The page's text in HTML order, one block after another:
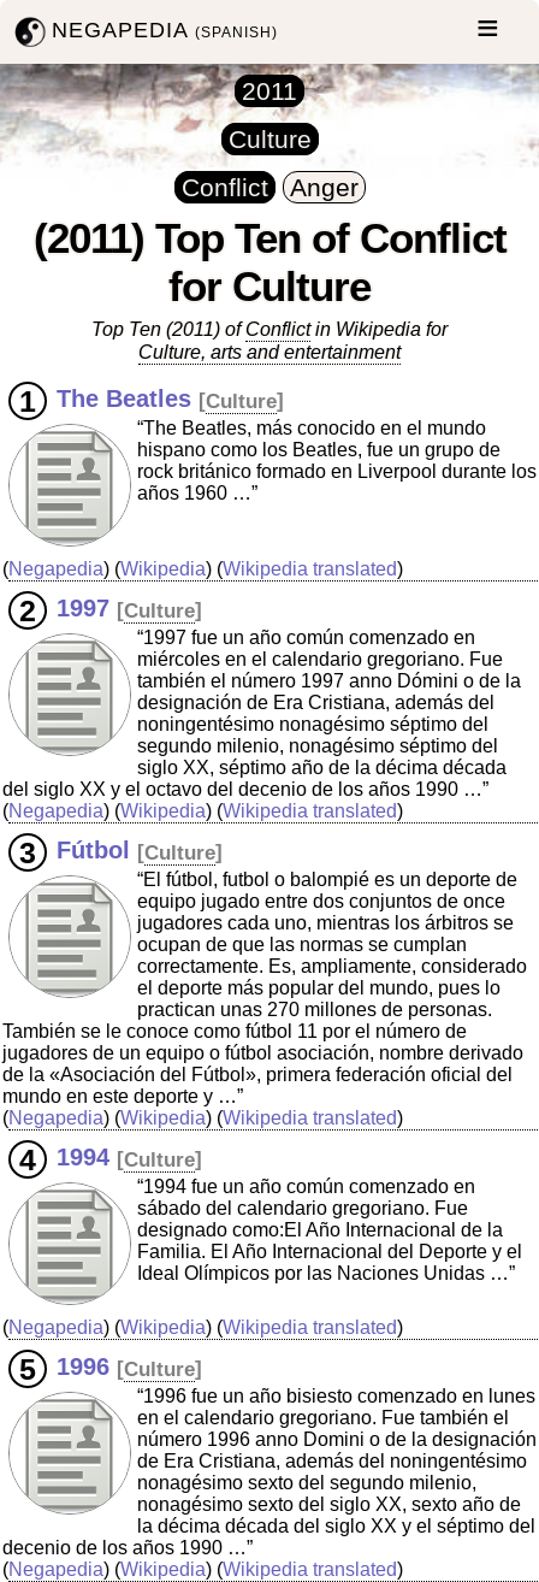
NEGAPEDIA(SPANISH)
2011
Culture
Conflict
Anger
(2011) Top Ten of Conflict
for Culture
Top Ten (2011) ofConflictin Wikipedia for
Culture, arts and entertainment
The Beatles [Culture]
“The Beatles, más conocido en el mundo
hispano como los Beatles, fue un grupo de
rock británico formado en Liverpool durante los
años 1960 …”
(Negapedia) (Wikipedia) (Wikipedia translated)
1997 [Culture]
“1997 fue un año común comenzado en
miércoles en el calendario gregoriano. Fue
también el número 1997 anno Dómini o de la
designación de Era Cristiana, además del
noningentésimo nonagésimo séptimo del
segundo milenio, nonagésimo séptimo del
siglo XX, séptimo año de la décima década
del siglo XX y el octavo del decenio de los años 1990 …”
(Negapedia) (Wikipedia) (Wikipedia translated)
Fútbol [Culture]
“El fútbol, futbol o balompié es un deporte de
equipo jugado entre dos conjuntos de once
jugadores cada uno, mientras los árbitros se
ocupan de que las normas se cumplan
correctamente. Es, ampliamente, considerado
el deporte más popular del mundo, pues lo
practican unas 270 millones de personas.
También se le conoce como fútbol 11 por el número de
jugadores de un equipo o fútbol asociación, nombre derivado
de la «Asociación del Fútbol», primera federación oficial del
mundo en este deporte y …”
(Negapedia) (Wikipedia) (Wikipedia translated)
1994 [Culture]
“1994 fue un año común comenzado en
sábado del calendario gregoriano. Fue
designado como:El Año Internacional de la
Familia. El Año Internacional del Deporte y el
Ideal Olímpicos por las Naciones Unidas …”
(Negapedia) (Wikipedia) (Wikipedia translated)
1996 [Culture]
“1996 fue un año bisiesto comenzado en lunes
en el calendario gregoriano. Fue también el
número 1996 anno Domini o de la designación
de Era Cristiana, además del noningentésimo
nonagésimo sexto del segundo milenio,
nonagésimo sexto del siglo XX, sexto año de
la décima década del siglo XX y el séptimo del
decenio de los años 1990 …”
(Negapedia) (Wikipedia) (Wikipedia translated)